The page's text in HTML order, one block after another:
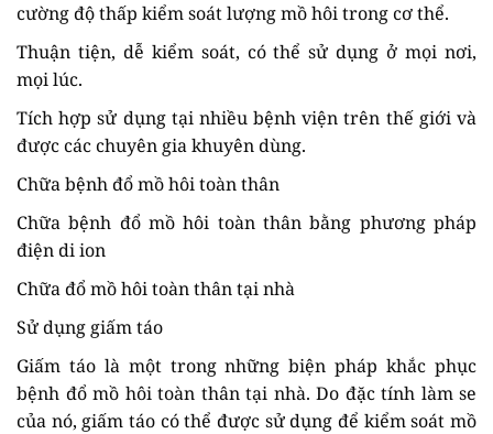
cường độ thấp kiểm soát lượng mồ hôi trong cơ thể.
Thuận tiện, dễ kiểm soát, có thể sử dụng ở mọi nơi,
mọi lúc.
Tích hợp sử dụng tại nhiều bệnh viện trên thế giới và
được các chuyên gia khuyên dùng.
Chữa bệnh đổ mồ hôi toàn thân
Chữa bệnh đổ mồ hôi toàn thân bằng phương pháp
điện di ion
Chữa đổ mồ hôi toàn thân tại nhà
Sử dụng giấm táo
Giấm táo là một trong những biện pháp khắc phục
bệnh đổ mồ hôi toàn thân tại nhà. Do đặc tính làm se
của nó, giấm táo có thể được sử dụng để kiểm soát mồ